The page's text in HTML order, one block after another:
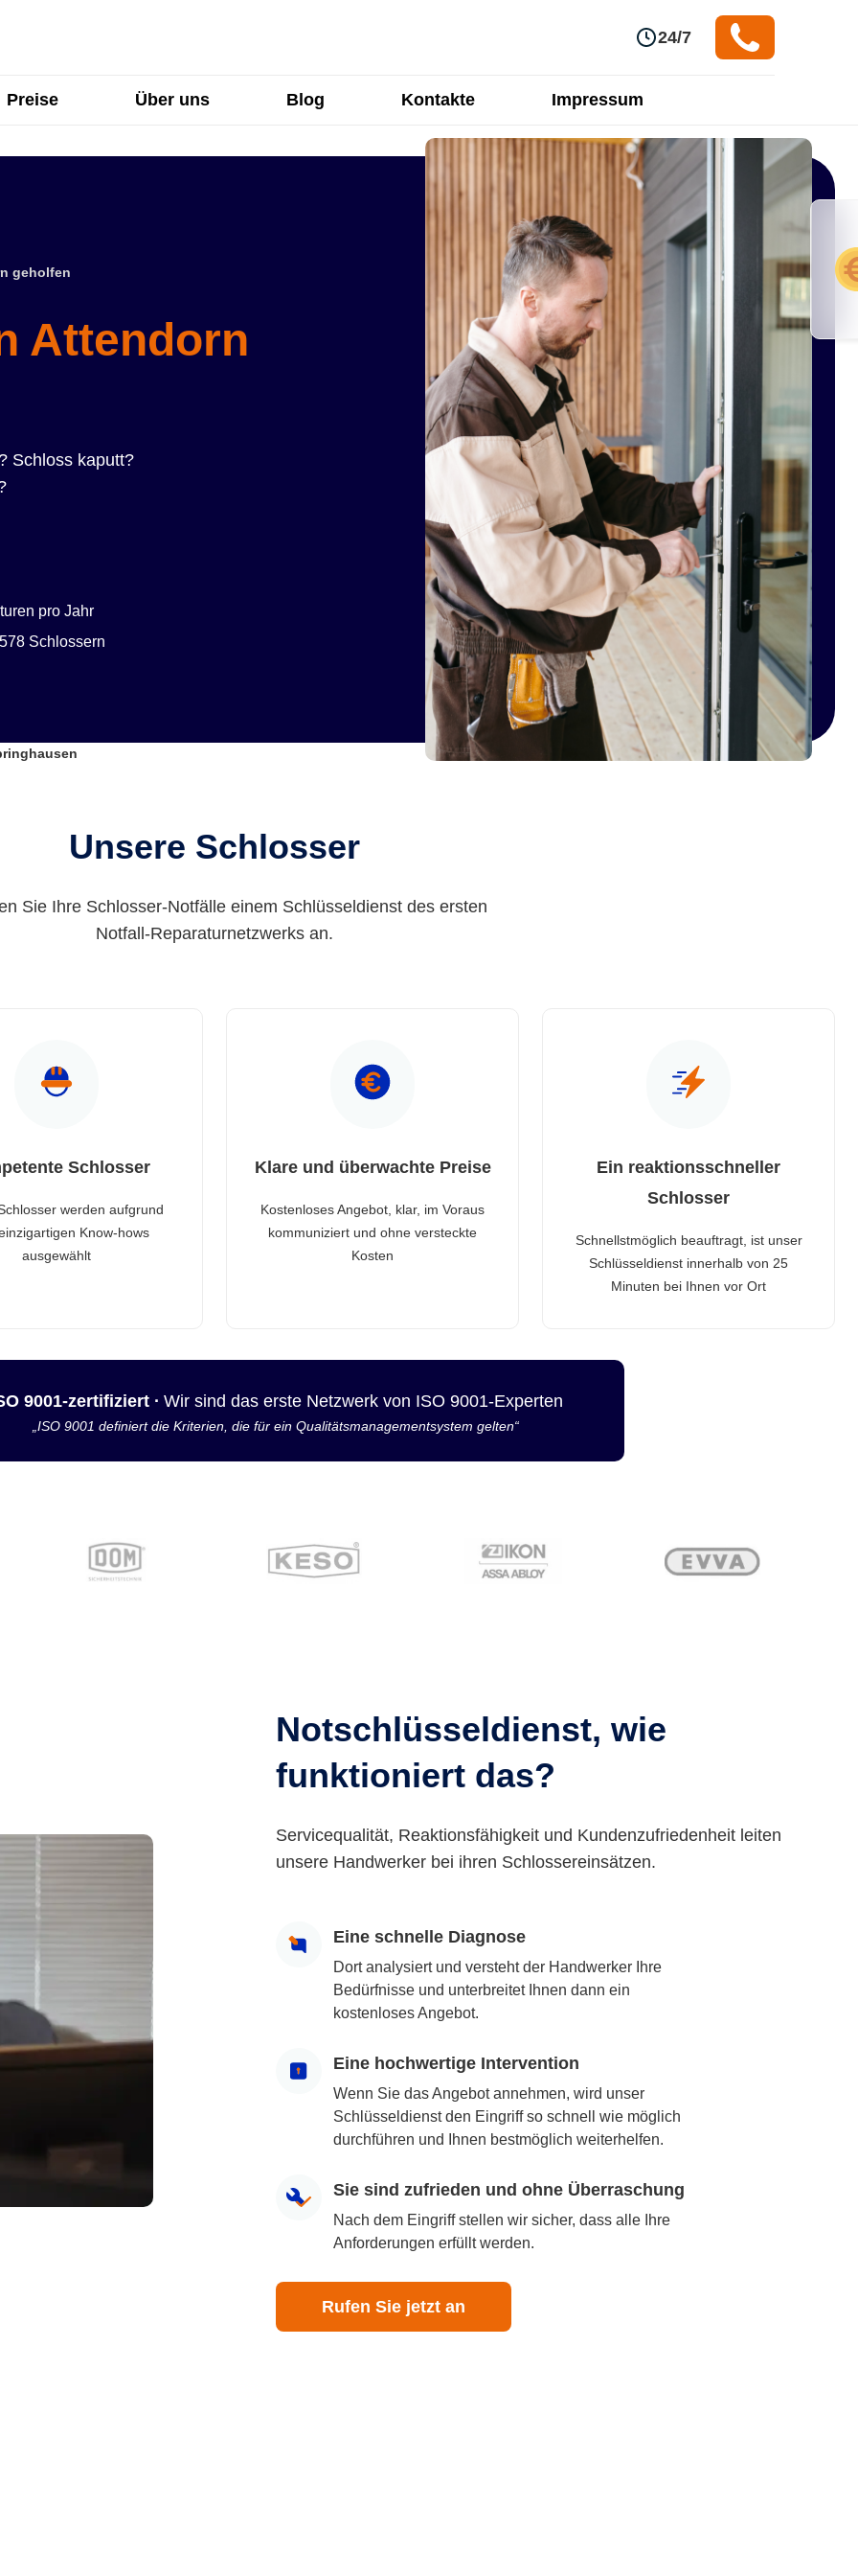
24/7
Preise Über uns Blog Kontakte Impressum
geholfen
Attendorn
Schloss kaputt?
pro Jahr
Schlossern
Unsere Schlosser
Sie Ihre Schlosser-Notfälle einem Schlüsseldienst des ersten
Notfall-Reparaturnetzwerks an.
Schlosser
werden aufgrund
Know-hows
ausgewählt
Klare und überwachte Preise
Kostenloses Angebot, klar, im Voraus
kommuniziert und ohne versteckte
Kosten
Ein reaktionsschneller
Schlosser
Schnellstmöglich beauftragt, ist unser
Schlüsseldienst innerhalb von 25
Minuten bei Ihnen vor Ort
9001-zertifiziert · Wir sind das erste Netzwerk von ISO 9001-Experten
„ISO 9001 definiert die Kriterien, die für ein Qualitätsmanagementsystem gelten“
Notschlüsseldienst, wie
funktioniert das?
Servicequalität, Reaktionsfähigkeit und Kundenzufriedenheit leiten
unsere Handwerker bei ihren Schlossereinsätzen.
Eine schnelle Diagnose
Dort analysiert und versteht der Handwerker Ihre
Bedürfnisse und unterbreitet Ihnen dann ein
kostenloses Angebot.
Eine hochwertige Intervention
Wenn Sie das Angebot annehmen, wird unser
Schlüsseldienst den Eingriff so schnell wie möglich
durchführen und Ihnen bestmöglich weiterhelfen.
Sie sind zufrieden und ohne Überraschung
Nach dem Eingriff stellen wir sicher, dass alle Ihre
Anforderungen erfüllt werden.
Rufen Sie jetzt an